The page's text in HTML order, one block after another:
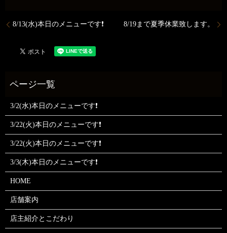
8/13(水)本日のメニューです❗️ 8/19まで夏季休業致します。
3/2(水)本日のメニューです❗
3/22(火)本日のメニューです❗
3/22(火)本日のメニューです❗
3/3(木)本日のメニューです❗
HOME
店舗案内
店主紹介とこだわり